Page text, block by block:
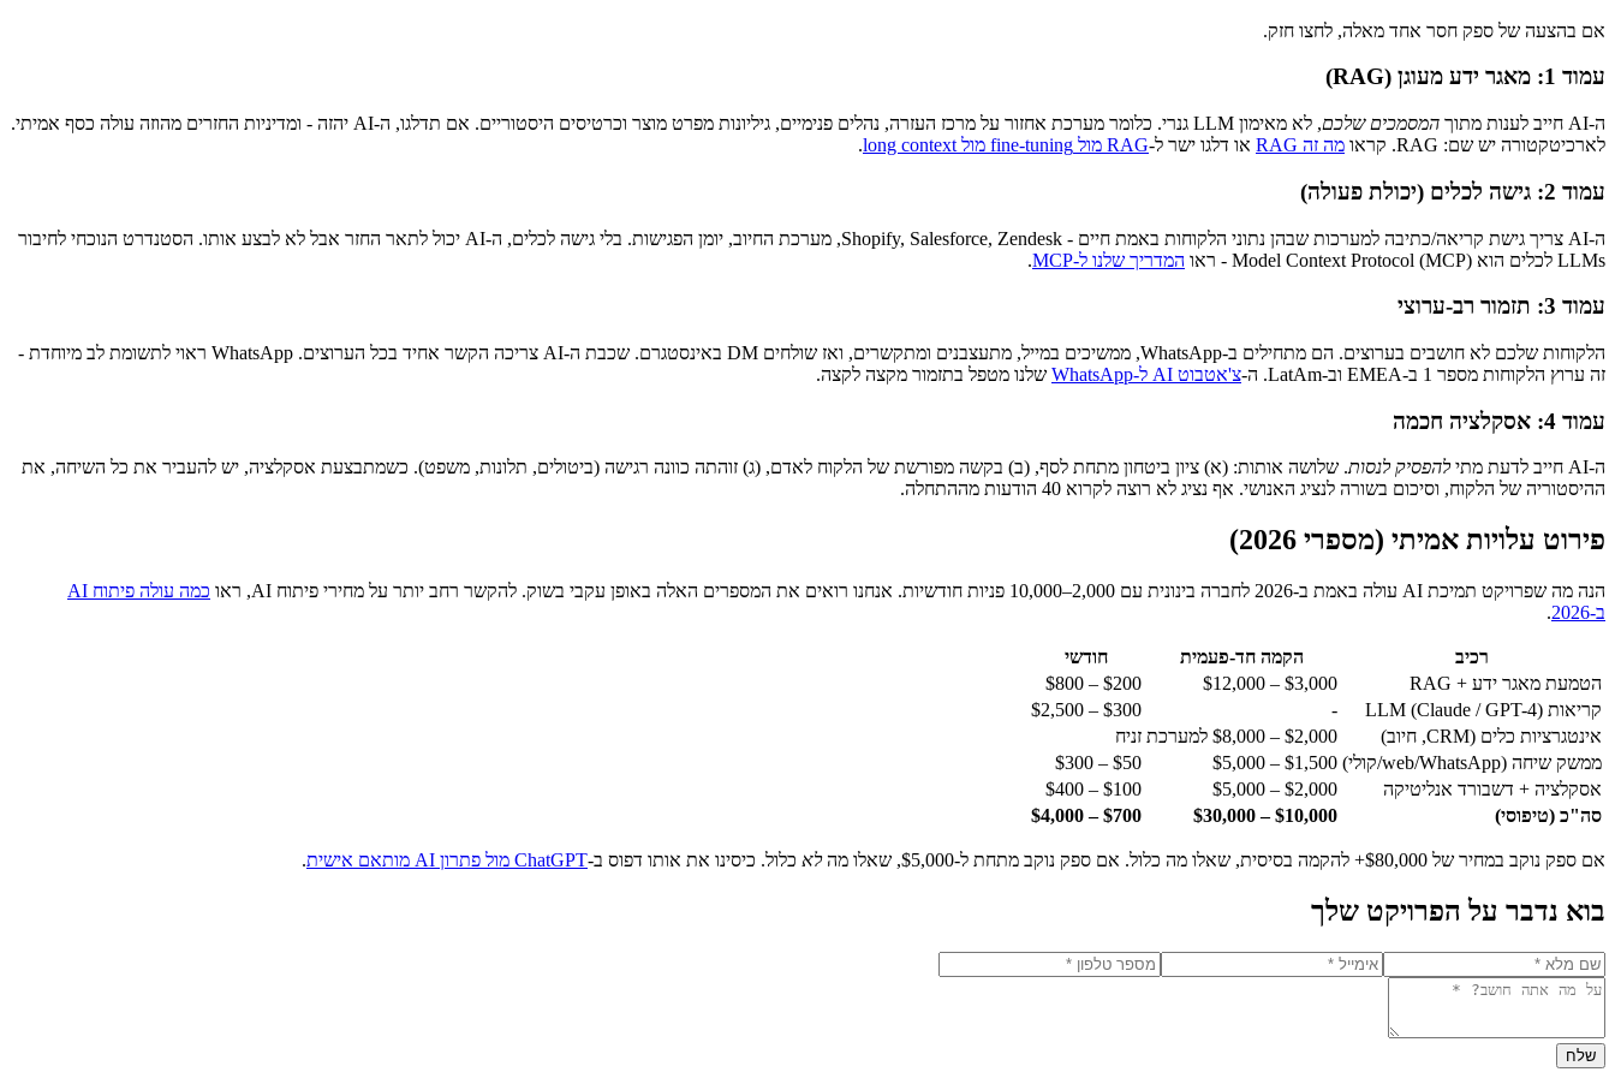
אם בהצעה של ספק חסר אחד מאלה, לחצו חזק.
עמוד 1: מאגר ידע מעוגן (RAG)
ה-AI חייב לענות מתוך המסמכים שלכם
, לא מאימון LLM גנרי. כלומר מערכת אחזור על מרכז העזרה, נהלים פנימיים, גיליונות מפרט מוצר וכרטיסים היסטוריים. אם תדלגו, ה-AI יהזה - ומדיניות החזרים מהוזה עולה כסף אמיתי.
לארכיטקטורה יש שם: RAG. קראו
מה זה RAG או דלגו ישר ל-RAG מול fine-tuning מול long context .
עמוד 2: גישה לכלים (יכולת פעולה)
ה-AI צריך גישת קריאה/כתיבה למערכות שבהן נתוני הלקוחות באמת חיים - Shopify, Salesforce, Zendesk, מערכת החיוב, יומן הפגישות. בלי גישה לכלים, ה-AI יכול לתאר החזר אבל לא לבצע אותו. הסטנדרט הנוכחי לחיבור
LLMs לכלים הוא Model Context Protocol (MCP) - ראו
המדריך שלנו ל-MCP .
עמוד 3: תזמור רב-ערוצי
הלקוחות שלכם לא חושבים בערוצים. הם מתחילים ב-WhatsApp, ממשיכים במייל, מתעצבנים ומתקשרים, ואז שולחים DM באינסטגרם. שכבת ה-AI צריכה הקשר אחיד בכל הערוצים. WhatsApp ראוי לתשומת לב מיוחדת -
זה ערוץ הלקוחות מספר 1 ב-EMEA וב-LatAm. ה-
צ'אטבוט AI ל-WhatsApp שלנו מטפל בתזמור מקצה לקצה.
עמוד 4: אסקלציה חכמה
ה-AI חייב לדעת מתי להפסיק לנסות. שלושה אותות: (א) ציון ביטחון מתחת לסף, (ב) בקשה מפורשת של הלקוח לאדם, (ג) זוהתה כוונה רגישה (ביטולים, תלונות, משפט). כשמתבצעת אסקלציה, יש להעביר את כל השיחה, את
ההיסטוריה של הלקוח, וסיכום בשורה לנציג האנושי. אף נציג לא רוצה לקרוא 40 הודעות מההתחלה.
פירוט עלויות אמיתי (מספרי 2026)
הנה מה שפרויקט תמיכת AI עולה באמת ב-2026 לחברה בינונית עם 2,000–10,000 פניות חודשיות. אנחנו רואים את המספרים האלה באופן עקבי בשוק. להקשר רחב יותר על מחירי פיתוח AI, ראו
כמה עולה פיתוח AI
ב-2026
.
רכיב הקמה חד-פעמית
חודשי
הטמעת מאגר ידע + RAG
$3,000 – $12,000
$200 – $800
קריאות LLM (Claude / GPT-4)
-
$300 – $2,500
אינטגרציות כלים (CRM, חיוב)
$2,000 – $8,000 למערכת
זניח
ממשק שיחה (web/WhatsApp/קולי)
$1,500 – $5,000
$50 – $300
אסקלציה + דשבורד אנליטיקה
$2,000 – $5,000
$100 – $400
סה"כ (טיפוסי)
$10,000 – $30,000
$700 – $4,000
אם ספק נוקב במחיר של $80,000+ להקמה בסיסית, שאלו מה כלול. אם ספק נוקב מתחת ל-$5,000, שאלו מה לא כלול. כיסינו את אותו דפוס ב-ChatGPT מול פתרון AI מותאם אישית .
בוא נדבר על הפרויקט שלך
שלח